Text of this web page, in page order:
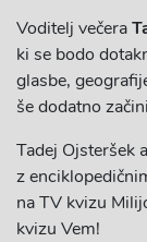
Voditelj večera
ki se bodo
glasbe,
še dodatno
Tadej Ojsteršek
z
na TV kvizu
kvizu Vem!